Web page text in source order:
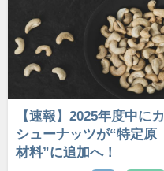
【速報】2025年度中にカ
シューナッツが“特定原
材料”に追加へ！